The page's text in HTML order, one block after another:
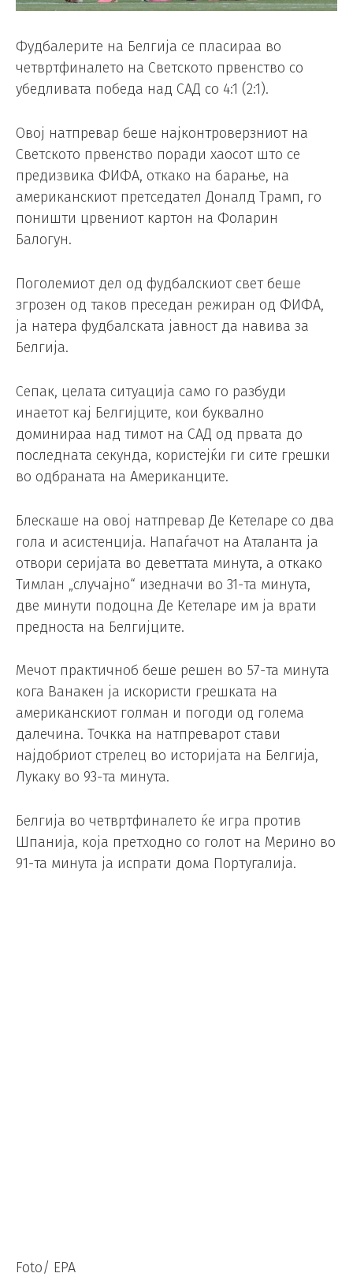
Фудбалерите на Белгија се пласираа во
четвртфиналето на Светското првенство со
убедливата победа над САД со 4:1 (2:1).
Овој натпревар беше најконтроверзниот на
Светското првенство поради хаосот што се
предизвика ФИФА, откако на барање, на
американскиот претседател Доналд Трамп, го
поништи црвениот картон на Фоларин
Балогун.
Поголемиот дел од фудбалскиот свет беше
згрозен од таков преседан режиран од ФИФА,
ја натера фудбалската јавност да навива за
Белгија.
Сепак, целата ситуација само го разбуди
инаетот кај Белгијците, кои буквално
доминираа над тимот на САД од првата до
последната секунда, користејќи ги сите грешки
во одбраната на Американците.
Блескаше на овој натпревар Де Кетеларе со два
гола и асистенција. Напаѓачот на Аталанта ја
отвори серијата во деветтата минута, а откако
Тимлан „случајно“ изедначи во 31-та минута,
две минути подоцна Де Кетеларе им ја врати
предноста на Белгијците.
Мечот практичноб беше решен во 57-та минута
кога Ванакен ја искористи грешката на
американскиот голман и погоди од голема
далечина. Точкка на натпреварот стави
најдобриот стрелец во историјата на Белгија,
Лукаку во 93-та минута.
Белгија во четвртфиналето ќе игра против
Шпанија, која претходно со голот на Мерино во
91-та минута ја испрати дома Португалија.
Foto/ EPA